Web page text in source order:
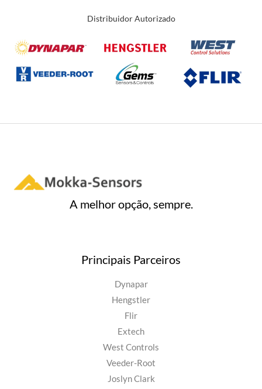
d
Distribuidor Autorizado
A melhor opção, sempre.
Principais Parceiros
Dynapar
Hengstler
Flir
Extech
West Controls
Veeder-Root
Joslyn Clark